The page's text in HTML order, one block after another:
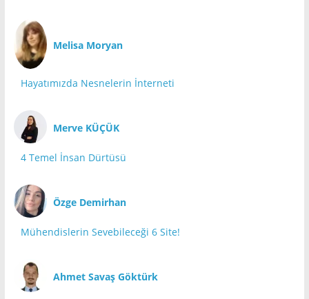
Melisa Moryan
Hayatımızda Nesnelerin İnterneti
Merve KÜÇÜK
4 Temel İnsan Dürtüsü
Özge Demirhan
Mühendislerin Sevebileceği 6 Site!
Ahmet Savaş Göktürk